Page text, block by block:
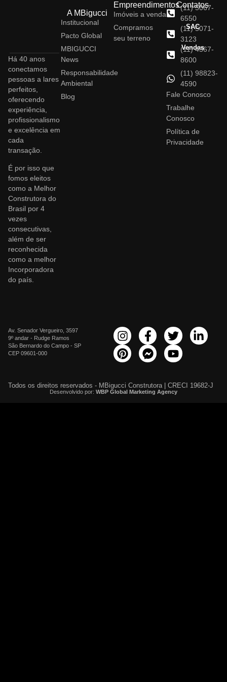
Há 40 anos
conectamos
pessoas a lares
perfeitos,
oferecendo
experiência,
profissionalismo
e excelência em
cada
transação.
É por isso que
fomos eleitos
como a Melhor
Construtora do
Brasil por 4
vezes
consecutivas,
além de ser
reconhecida
como a melhor
Incorporadora
do país.
A MBigucci
Institucional
Pacto Global
MBIGUCCI
News
Responsabilidade
Ambiental
Blog
Empreendimentos
Imóveis a venda
Compramos
seu terreno
Contatos
(11) 5067-
6550
SAC
(11) 5071-
3123
Vendas
(11) 4367-
8600
(11) 98823-
4590
Fale Conosco
Trabalhe
Conosco
Política de
Privacidade
Av. Senador Vergueiro, 3597
9º andar - Rudge Ramos
São Bernardo do Campo - SP
CEP 09601-000
Todos os direitos reservados - MBigucci Construtora | CRECI 19682-J
Desenvolvido por: WBP Global Marketing Agency